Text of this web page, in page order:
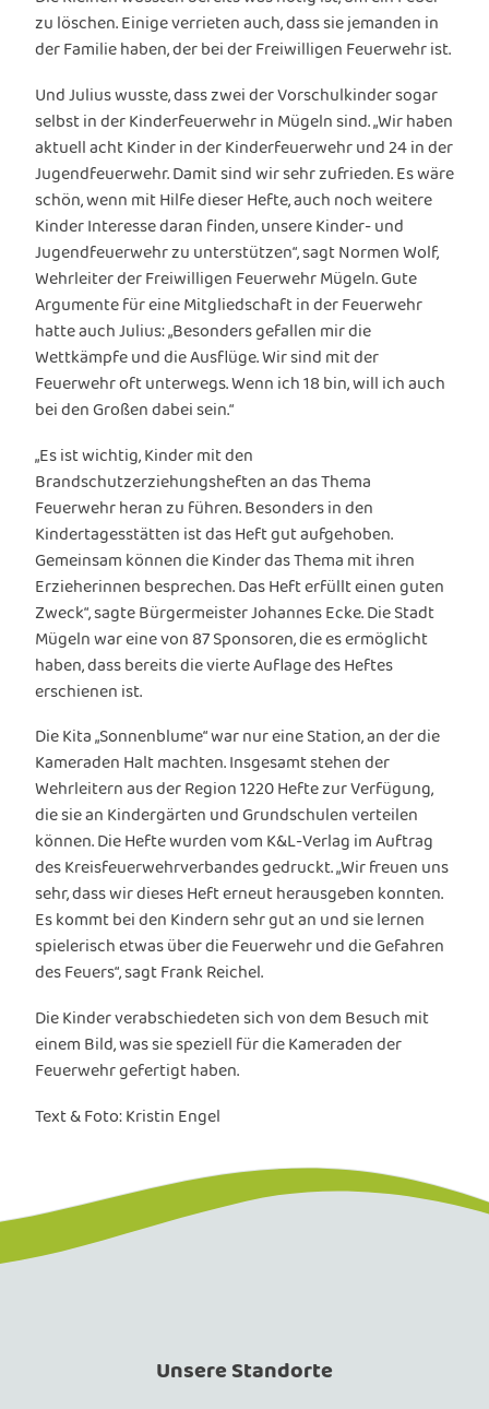
zu löschen. Einige verrieten auch, dass sie jemanden in
der Familie haben, der bei der Freiwilligen Feuerwehr ist.
Und Julius wusste, dass zwei der Vorschulkinder sogar
selbst in der Kinderfeuerwehr in Mügeln sind. „Wir haben
aktuell acht Kinder in der Kinderfeuerwehr und 24 in der
Jugendfeuerwehr. Damit sind wir sehr zufrieden. Es wäre
schön, wenn mit Hilfe dieser Hefte, auch noch weitere
Kinder Interesse daran finden, unsere Kinder- und
Jugendfeuerwehr zu unterstützen“, sagt Normen Wolf,
Wehrleiter der Freiwilligen Feuerwehr Mügeln. Gute
Argumente für eine Mitgliedschaft in der Feuerwehr
hatte auch Julius: „Besonders gefallen mir die
Wettkämpfe und die Ausflüge. Wir sind mit der
Feuerwehr oft unterwegs. Wenn ich 18 bin, will ich auch
bei den Großen dabei sein.“
„Es ist wichtig, Kinder mit den
Brandschutzerziehungsheften an das Thema
Feuerwehr heran zu führen. Besonders in den
Kindertagesstätten ist das Heft gut aufgehoben.
Gemeinsam können die Kinder das Thema mit ihren
Erzieherinnen besprechen. Das Heft erfüllt einen guten
Zweck“, sagte Bürgermeister Johannes Ecke. Die Stadt
Mügeln war eine von 87 Sponsoren, die es ermöglicht
haben, dass bereits die vierte Auflage des Heftes
erschienen ist.
Die Kita „Sonnenblume“ war nur eine Station, an der die
Kameraden Halt machten. Insgesamt stehen der
Wehrleitern aus der Region 1220 Hefte zur Verfügung,
die sie an Kindergärten und Grundschulen verteilen
können. Die Hefte wurden vom K&L-Verlag im Auftrag
des Kreisfeuerwehrverbandes gedruckt. „Wir freuen uns
sehr, dass wir dieses Heft erneut herausgeben konnten.
Es kommt bei den Kindern sehr gut an und sie lernen
spielerisch etwas über die Feuerwehr und die Gefahren
des Feuers“, sagt Frank Reichel.
Die Kinder verabschiedeten sich von dem Besuch mit
einem Bild, was sie speziell für die Kameraden der
Feuerwehr gefertigt haben.
Text & Foto: Kristin Engel
Unsere Standorte